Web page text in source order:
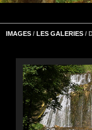
IMAGES / LES GALERIES /